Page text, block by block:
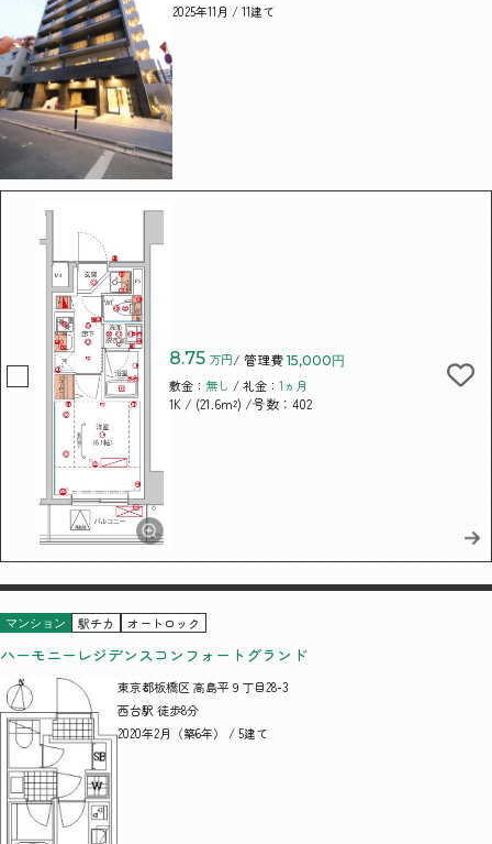
2025年11月 / 11建て
8.75 万円/ 管理費 15,000円
敷金： 無し / 礼金：1ヵ月
1K / (21.6m²) /号数：402
マンション 駅チカ オートロック
ハーモニーレジデンスコンフォートグランド
東京都板橋区 高島平９丁目28-3
西台駅 徒歩8分
2020年2月（築6年） / 5建て